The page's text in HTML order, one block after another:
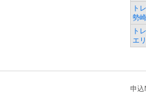
ト
勢
ト
エ
申込